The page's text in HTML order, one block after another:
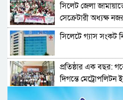
সিলেট জেলা
সেক্রেটারী অধ্যক্ষ
সিলেটে গ্যাস সংকট
প্রতিষ্ঠার এক বছর:
দিগন্তে মেট্রোপলিটন
জেলা পরিষদের